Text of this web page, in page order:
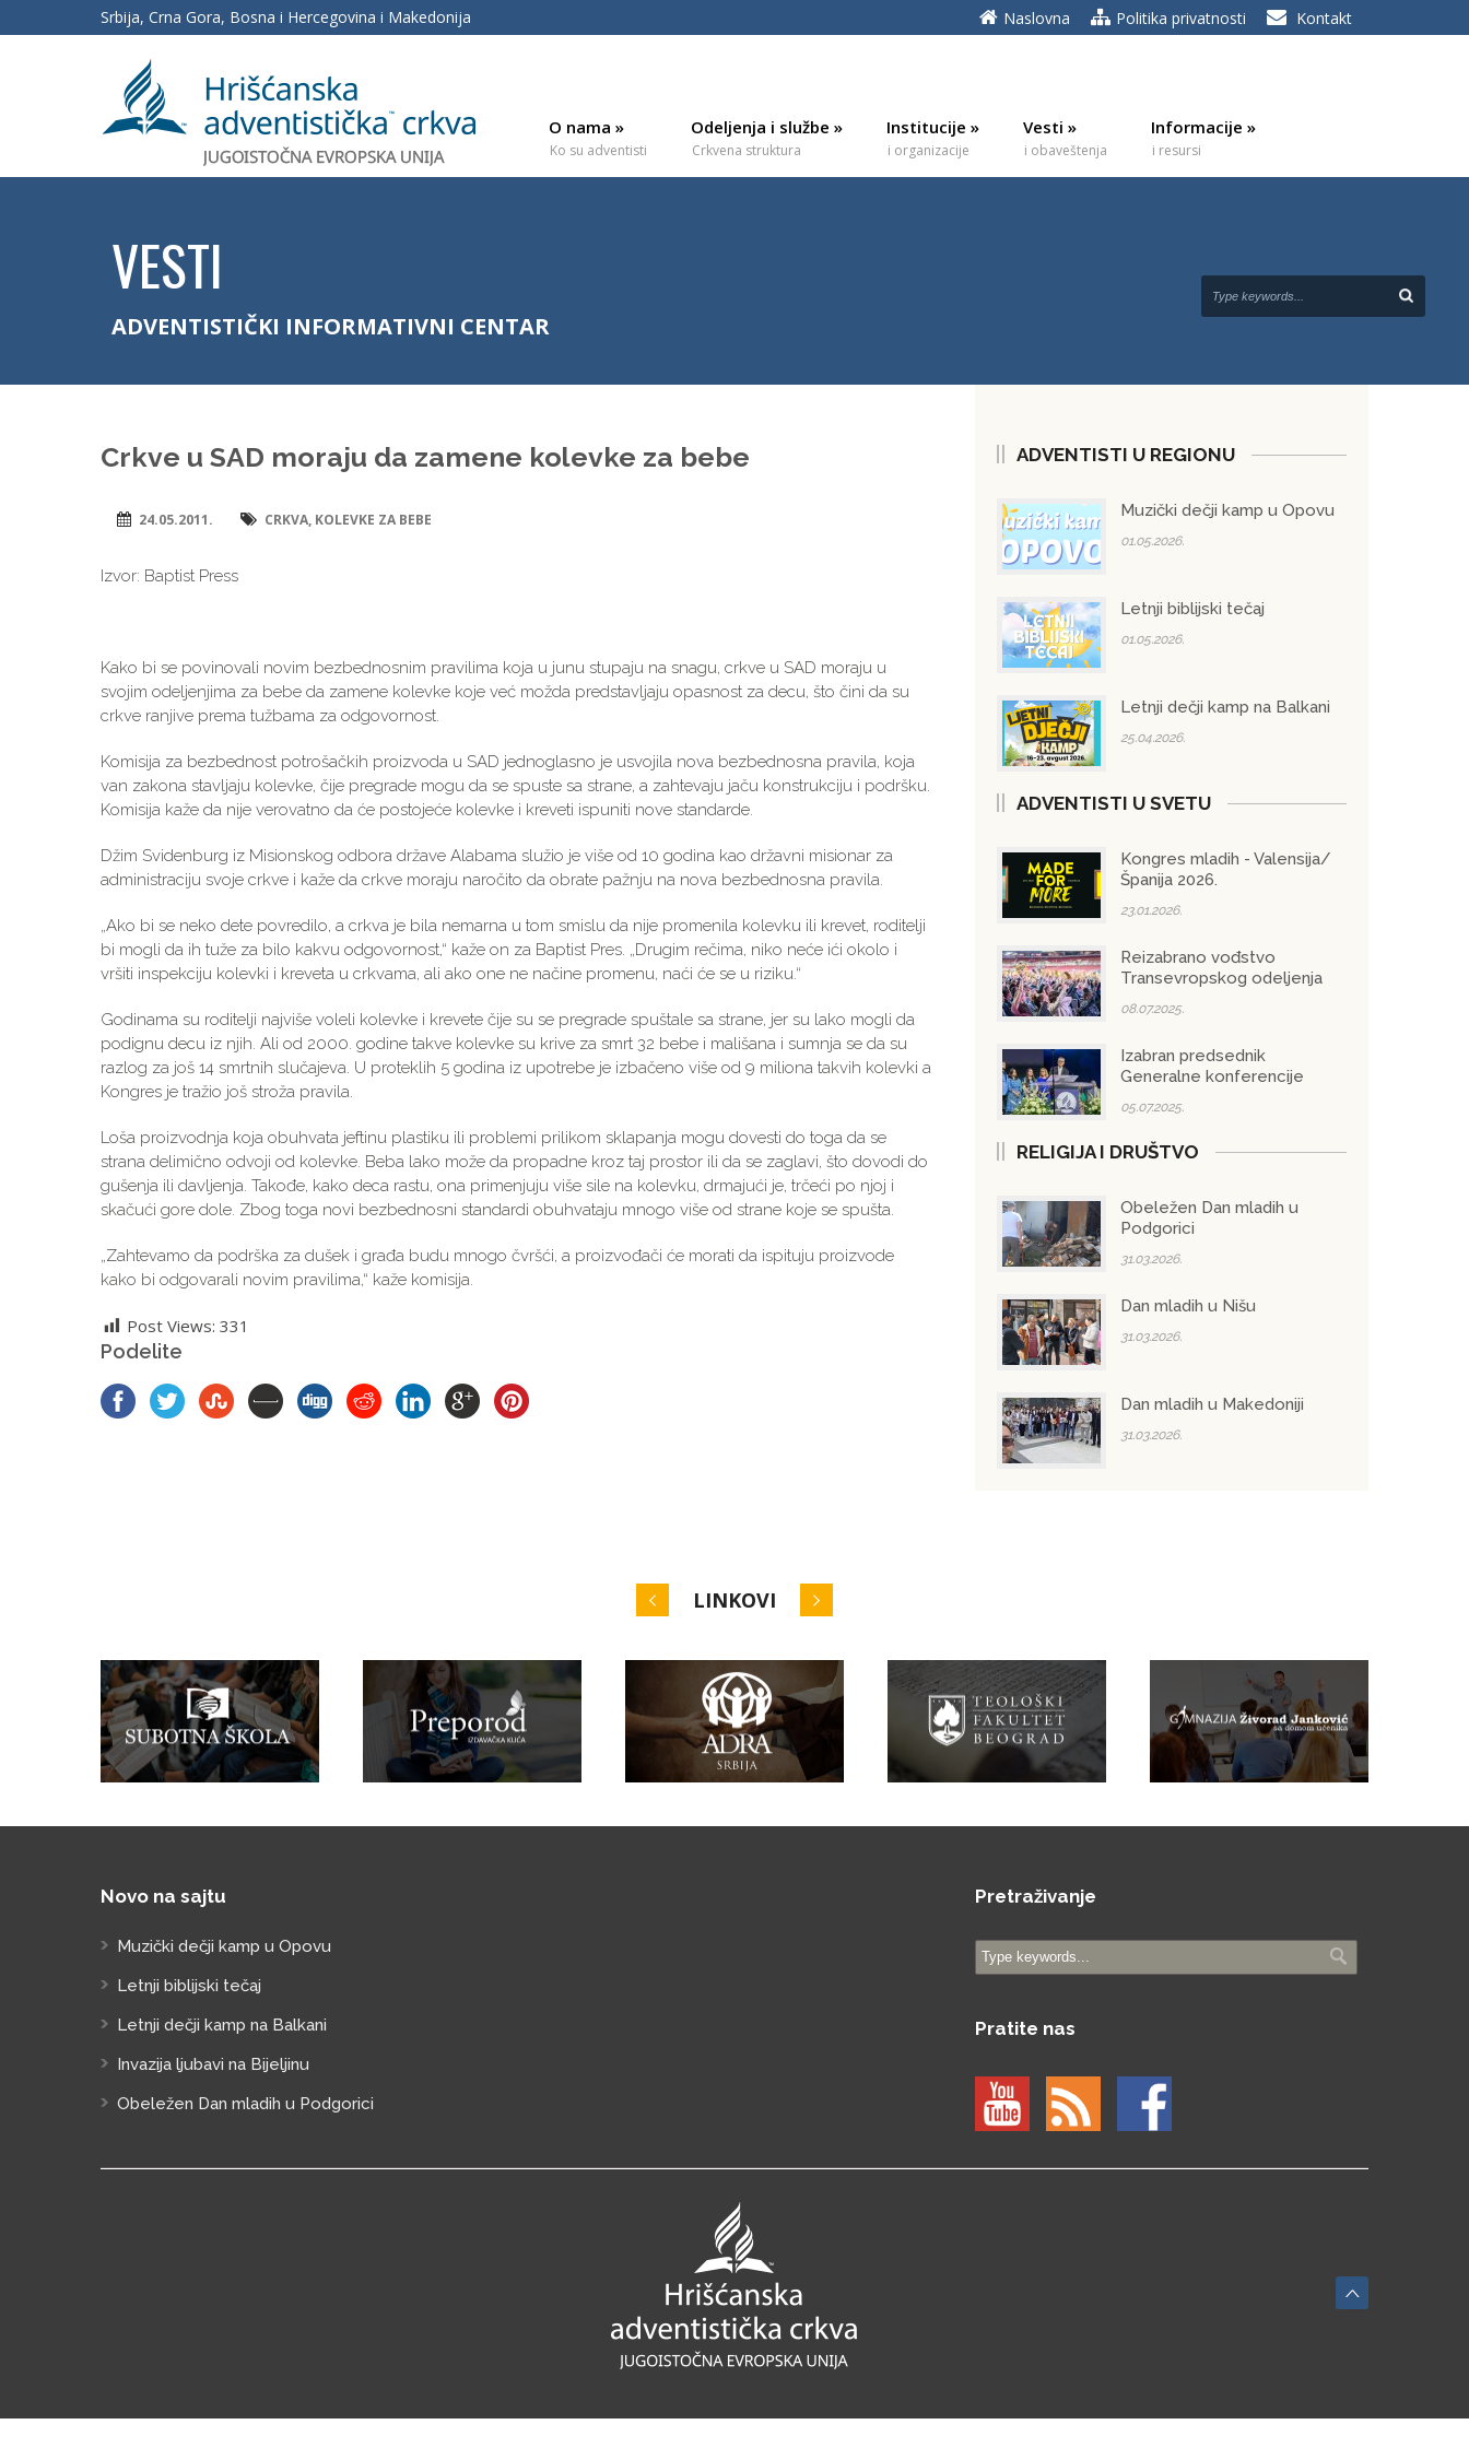
Srbija, Crna Gora, Bosna i Hercegovina i Makedonija Naslovna Politika privatnosti Kontakt
O nama »
Ko su adventisti
Odeljenja i službe »
Crkvena struktura
Institucije »
i organizacije
Vesti »
i obaveštenja
Informacije »
i resursi
VESTI
ADVENTISTIČKI INFORMATIVNI CENTAR
Crkve u SAD moraju da zamene kolevke za bebe
24.05.2011. CRKVA, KOLEVKE ZA BEBE
Izvor: Baptist Press
Kako bi se povinovali novim bezbednosnim pravilima koja u junu stupaju na snagu, crkve u SAD moraju u
svojim odeljenjima za bebe da zamene kolevke koje već možda predstavljaju opasnost za decu, što čini da su
crkve ranjive prema tužbama za odgovornost.
Komisija za bezbednost potrošačkih proizvoda u SAD jednoglasno je usvojila nova bezbednosna pravila, koja
van zakona stavljaju kolevke, čije pregrade mogu da se spuste sa strane, a zahtevaju jaču konstrukciju i podršku.
Komisija kaže da nije verovatno da će postojeće kolevke i kreveti ispuniti nove standarde.
Džim Svidenburg iz Misionskog odbora države Alabama služio je više od 10 godina kao državni misionar za
administraciju svoje crkve i kaže da crkve moraju naročito da obrate pažnju na nova bezbednosna pravila.
„Ako bi se neko dete povredilo, a crkva je bila nemarna u tom smislu da nije promenila kolevku ili krevet, roditelji
bi mogli da ih tuže za bilo kakvu odgovornost,“ kaže on za Baptist Pres. „Drugim rečima, niko neće ići okolo i
vršiti inspekciju kolevki i kreveta u crkvama, ali ako one ne načine promenu, naći će se u riziku.“
Godinama su roditelji najviše voleli kolevke i krevete čije su se pregrade spuštale sa strane, jer su lako mogli da
podignu decu iz njih. Ali od 2000. godine takve kolevke su krive za smrt 32 bebe i mališana i sumnja se da su
razlog za još 14 smrtnih slučajeva. U proteklih 5 godina iz upotrebe je izbačeno više od 9 miliona takvih kolevki a
Kongres je tražio još stroža pravila.
Loša proizvodnja koja obuhvata jeftinu plastiku ili problemi prilikom sklapanja mogu dovesti do toga da se
strana delimično odvoji od kolevke. Beba lako može da propadne kroz taj prostor ili da se zaglavi, što dovodi do
gušenja ili davljenja. Takođe, kako deca rastu, ona primenjuju više sile na kolevku, drmajući je, trčeći po njoj i
skačući gore dole. Zbog toga novi bezbednosni standardi obuhvataju mnogo više od strane koje se spušta.
„Zahtevamo da podrška za dušek i građa budu mnogo čvršći, a proizvođači će morati da ispituju proizvode
kako bi odgovarali novim pravilima,“ kaže komisija.
Post Views: 331
Podelite
ADVENTISTI U REGIONU
Muzički dečji kamp u Opovu
01.05.2026.
Letnji biblijski tečaj
01.05.2026.
Letnji dečji kamp na Balkani
25.04.2026.
ADVENTISTI U SVETU
Kongres mladih - Valensija/
Španija 2026.
23.01.2026.
Reizabrano vođstvo
Transevropskog odeljenja
08.07.2025.
Izabran predsednik
Generalne konferencije
05.07.2025.
RELIGIJA I DRUŠTVO
Obeležen Dan mladih u
Podgorici
31.03.2026.
Dan mladih u Nišu
31.03.2026.
Dan mladih u Makedoniji
31.03.2026.
LINKOVI
Novo na sajtu
Muzički dečji kamp u Opovu
Letnji biblijski tečaj
Letnji dečji kamp na Balkani
Invazija ljubavi na Bijeljinu
Obeležen Dan mladih u Podgorici
Pretraživanje
Pratite nas